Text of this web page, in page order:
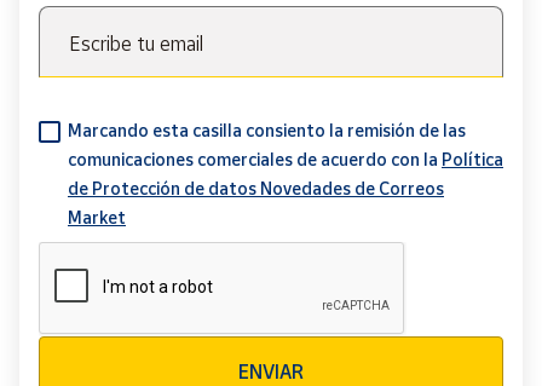
Escribe tu email
Marcando esta casilla consiento la remisión de las
comunicaciones comerciales de acuerdo con la Política
de Protección de datos Novedades de Correos
Market
ENVIAR